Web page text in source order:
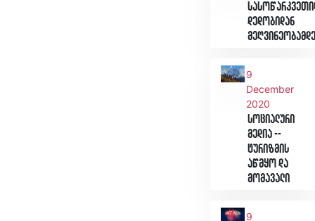
დედობიდან
9
December
2020
სოციალური
მედია --
ტურიზმის
აწმყო და
მომავალი
9